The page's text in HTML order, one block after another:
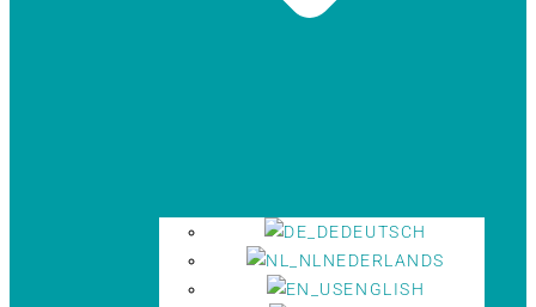
DEUTSCH
NEDERLANDS
ENGLISH